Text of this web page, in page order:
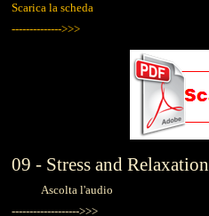
Scarica la scheda
-------------->>>
09 - Stress and Relaxation
Ascolta l'audio
------------------->>>